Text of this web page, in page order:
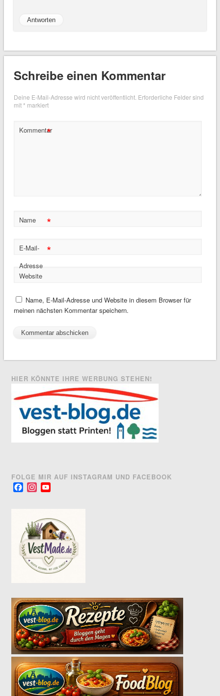
Antworten
Schreibe einen Kommentar
Deine E-Mail-Adresse wird nicht veröffentlicht. Erforderliche Felder sind
mit* markiert
Kommentar
*
Name *
E-Mail-
Adresse
*
Website
Name, E-Mail-Adresse und Website in diesem Browser für
meinen nächsten Kommentar speichern.
HIER KÖNNTE IHRE WERBUNG STEHEN!
FOLGE MIR AUF INSTAGRAM UND FACEBOOK
FacebookInstagram